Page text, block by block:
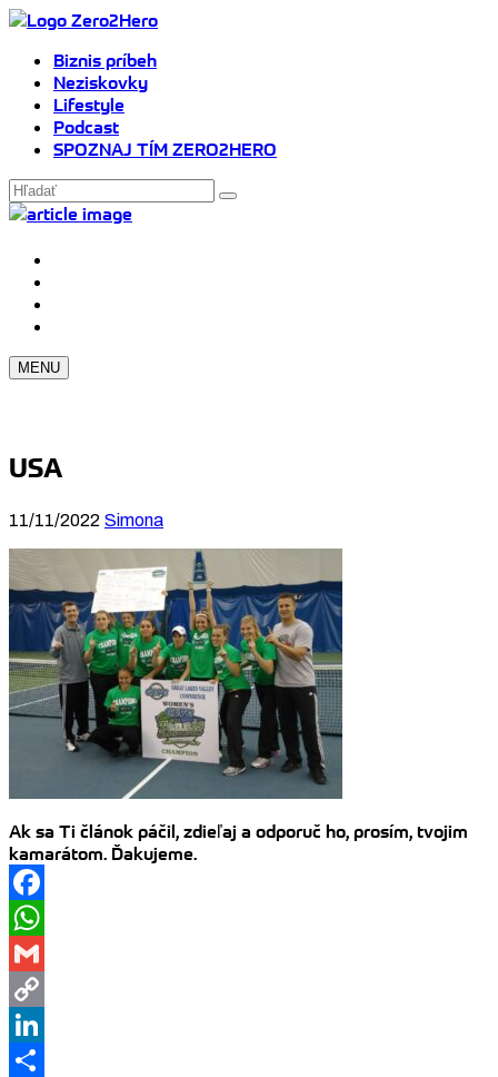
Biznis príbeh
Neziskovky
Lifestyle
Podcast
SPOZNAJ TÍM ZERO2HERO
MENU
USA
11/11/2022 Simona
Ak sa Ti článok páčil, zdieľaj a odporuč ho, prosím, tvojim
kamarátom. Ďakujeme.
Facebook
WhatsApp
Gmail
Copy
Link
LinkedIn